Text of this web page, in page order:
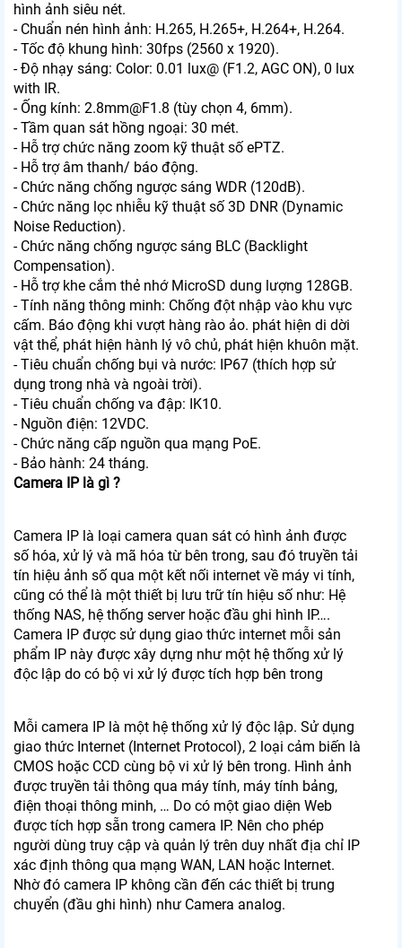
hình ảnh siêu nét.
- Chuẩn nén hình ảnh: H.265, H.265+, H.264+, H.264.
- Tốc độ khung hình: 30fps (2560 x 1920).
- Độ nhạy sáng: Color: 0.01 lux@ (F1.2, AGC ON), 0 lux
with IR.
- Ống kính: 2.8mm@F1.8 (tùy chọn 4, 6mm).
- Tầm quan sát hồng ngoại: 30 mét.
- Hỗ trợ chức năng zoom kỹ thuật số ePTZ.
- Hỗ trợ âm thanh/ báo động.
- Chức năng chống ngược sáng WDR (120dB).
- Chức năng lọc nhiễu kỹ thuật số 3D DNR (Dynamic
Noise Reduction).
- Chức năng chống ngược sáng BLC (Backlight
Compensation).
- Hỗ trợ khe cắm thẻ nhớ MicroSD dung lượng 128GB.
- Tính năng thông minh: Chống đột nhập vào khu vực
cấm. Báo động khi vượt hàng rào ảo. phát hiện di dời
vật thể, phát hiện hành lý vô chủ, phát hiện khuôn mặt.
- Tiêu chuẩn chống bụi và nước: IP67 (thích hợp sử
dụng trong nhà và ngoài trời).
- Tiêu chuẩn chống va đập: IK10.
- Nguồn điện: 12VDC.
- Chức năng cấp nguồn qua mạng PoE.
- Bảo hành: 24 tháng.
Camera IP là gì ?
Camera IP là loại camera quan sát có hình ảnh được
số hóa, xử lý và mã hóa từ bên trong, sau đó truyền tải
tín hiệu ảnh số qua một kết nối internet về máy vi tính,
cũng có thể là một thiết bị lưu trữ tín hiệu số như: Hệ
thống NAS, hệ thống server hoặc đầu ghi hình IP….
Camera IP được sử dụng giao thức internet mỗi sản
phẩm IP này được xây dựng như một hệ thống xử lý
độc lập do có bộ vi xử lý được tích hợp bên trong
Mỗi camera IP là một hệ thống xử lý độc lập. Sử dụng
giao thức Internet (Internet Protocol), 2 loại cảm biến là
CMOS hoặc CCD cùng bộ vi xử lý bên trong. Hình ảnh
được truyền tải thông qua máy tính, máy tính bảng,
điện thoại thông minh, … Do có một giao diện Web
được tích hợp sẵn trong camera IP. Nên cho phép
người dùng truy cập và quản lý trên duy nhất địa chỉ IP
xác định thông qua mạng WAN, LAN hoặc Internet.
Nhờ đó camera IP không cần đến các thiết bị trung
chuyển (đầu ghi hình) như Camera analog.